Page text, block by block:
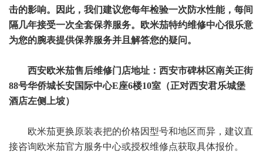
击的影响。因此，我们建议您每年检验一次防水性能，每间
隔几年接受一次全套保养服务。欧米茄特约维修中心很乐意
为您的腕表提供保养服务并且解答您的疑问。
西安欧米茄售后维修门店地址：西安市碑林区南关正街
88号华侨城长安国际中心E座6楼10室（正对西安君乐城堡
酒店左侧上坡）
欧米茄更换原装表把的价格因型号和地区而异，建议直
接咨询欧米茄官方服务中心或授权维修点获取具体报价。